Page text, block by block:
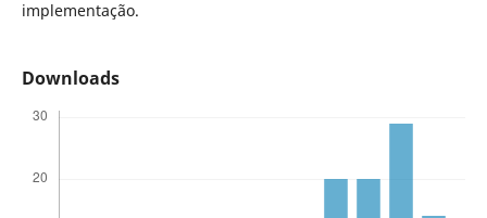
implementação.
Downloads